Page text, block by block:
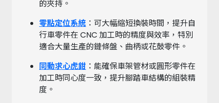
的夾持。
零點定位系統 ：可大幅縮短換裝時間，提升自
行車零件在 CNC 加工時的精度與效率，特別
適合大量生產的鏈條盤、曲柄或花鼓零件。
同動求心虎鉗 ：能確保車架管材或圓形零件在
加工時同心度一致，提升腳踏車結構的組裝精
度。